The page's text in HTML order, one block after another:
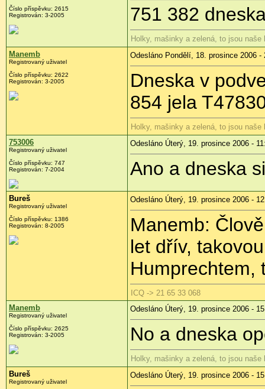
Číslo příspěvku: 2615
Registrován: 3-2005
751 382
Holky, mašinky a zelená, to jsou naše
Manemb
Registrovaný uživatel
Číslo příspěvku: 2622
Registrován: 3-2005
Odesláno Pondělí, 18. prosince 2006 -
Dneska v
854 jela
Holky, mašinky a zelená, to jsou naše
753006
Registrovaný uživatel
Číslo příspěvku: 747
Registrován: 7-2004
Odesláno Úterý, 19. prosince 2006 -
Ano a dneska
Bureš
Registrovaný uživatel
Číslo příspěvku: 1386
Registrován: 8-2005
Odesláno Úterý, 19. prosince 2006 -
Manemb:
let dřív,
ICQ -> 21 65 33 068
Manemb
Registrovaný uživatel
Číslo příspěvku: 2625
Registrován: 3-2005
Odesláno Úterý, 19. prosince 2006 -
No a dneska
Holky, mašinky a zelená, to jsou naše
Bureš
Registrovaný uživatel
Odesláno Úterý, 19. prosince 2006 -